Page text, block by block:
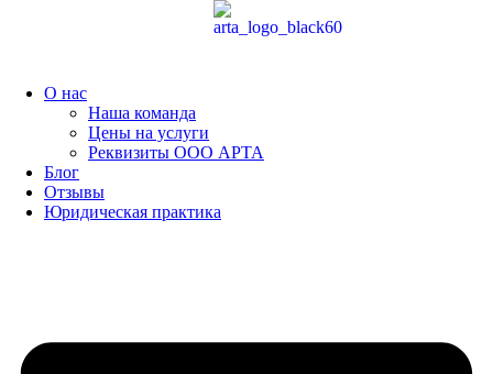
О нас
Наша команда
Цены на услуги
Реквизиты ООО АРТА
Блог
Отзывы
Юридическая практика